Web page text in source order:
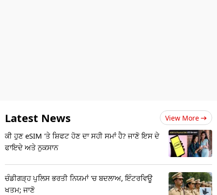
Latest News View More
ਕੀ ਹੁਣ eSIM 'ਤੇ ਸ਼ਿਫਟ ਹੋਣ ਦਾ ਸਹੀ ਸਮਾਂ ਹੈ? ਜਾਣੋ ਇਸ ਦੇ
ਫਾਇਦੇ ਅਤੇ ਨੁਕਸਾਨ
ਚੰਡੀਗੜ੍ਹ ਪੁਲਿਸ ਭਰਤੀ ਨਿਯਮਾਂ 'ਚ ਬਦਲਾਅ, ਇੰਟਰਵਿਊ
ਖਤਮ; ਜਾਣੋ